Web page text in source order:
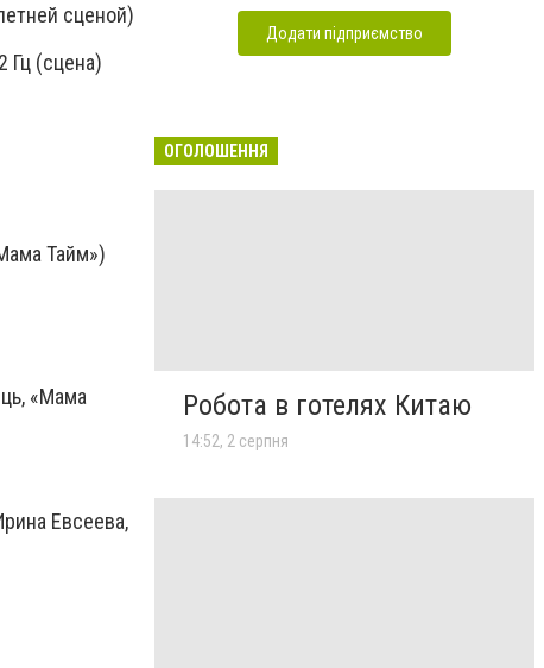
сценой)
Гц (сцена)
Тайм»)
«Мама
Евсеева,
Додати підприємство
ОГОЛОШЕННЯ
Робота в готелях Китаю
14:52, 2 серпня